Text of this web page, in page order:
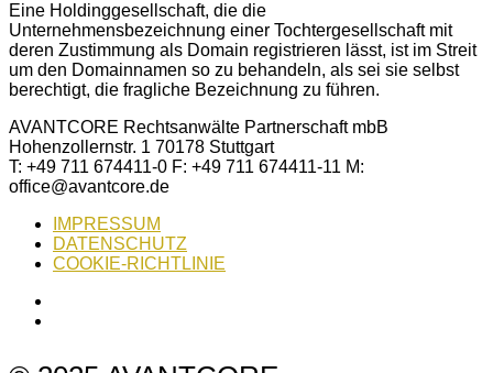
Eine Holdinggesellschaft, die die
Unternehmensbezeichnung einer Tochtergesellschaft mit
deren Zustimmung als Domain registrieren lässt, ist im Streit
um den Domainnamen so zu behandeln, als sei sie selbst
berechtigt, die fragliche Bezeichnung zu führen.
AVANTCORE Rechtsanwälte Partnerschaft mbB
Hohenzollernstr. 1 70178 Stuttgart
T: +49 711 674411-0 F: +49 711 674411-11 M:
office@avantcore.de
IMPRESSUM
DATENSCHUTZ
COOKIE-RICHTLINIE